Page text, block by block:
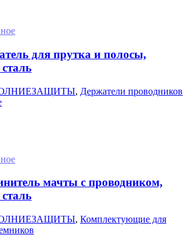
для прутка и полосы,
, Держатели проводников
мачты с проводником,
, Комплектующие для